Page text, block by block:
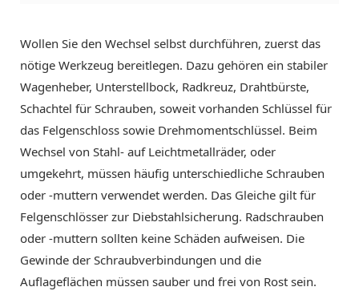
Wollen Sie den Wechsel selbst durchführen, zuerst das
nötige Werkzeug bereitlegen. Dazu gehören ein stabiler
Wagenheber, Unterstellbock, Radkreuz, Drahtbürste,
Schachtel für Schrauben, soweit vorhanden Schlüssel für
das Felgenschloss sowie Drehmomentschlüssel. Beim
Wechsel von Stahl- auf Leichtmetallräder, oder
umgekehrt, müssen häufig unterschiedliche Schrauben
oder -muttern verwendet werden. Das Gleiche gilt für
Felgenschlösser zur Diebstahlsicherung. Radschrauben
oder -muttern sollten keine Schäden aufweisen. Die
Gewinde der Schraubverbindungen und die
Auflageflächen müssen sauber und frei von Rost sein.